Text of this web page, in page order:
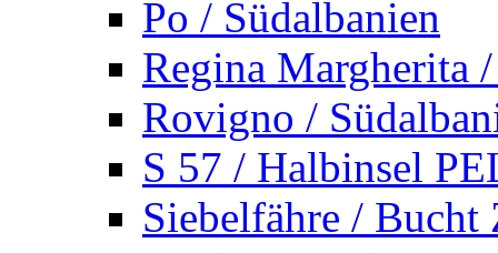
Po / Südalbanien
Regina Margherita
Rovigno /
S 57 / Halbinsel
Siebelfähre / Bucht